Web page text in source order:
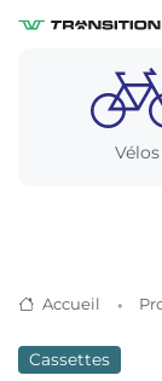
Vélos
Accueil
Cassettes